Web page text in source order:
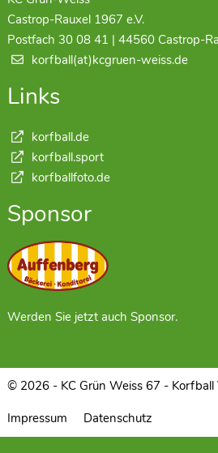
Castrop-Rauxel 1967 e.V.
Postfach 30 08 41 | 44560 Castrop-
korfball(at)kcgruen-weiss.de
Links
korfball.de
korfball.sport
korfballfoto.de
Sponsor
Werden Sie jetzt auch Sponsor.
© 2026 - KC Grün Weiss 67 - Korfball
Impressum
Datenschutz